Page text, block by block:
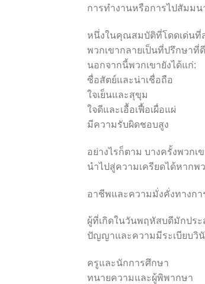
การทำงานหรือการไปสัมม
หนึ่งในคุณสมบัติที่โดดเด่นที่
พวกเขากลายเป็นที่ปรึกษา
นอกจากนี้พวกเขายังได้แก่:
ซื่อสัตย์และน่าเชื่อถือ
ใจเย็นและสุขุม
ใจดีและเอื้อเฟื้อเผื่อแผ่
มีความรับผิดชอบสูง
อย่างไรก็ตาม บางครั้งพวกเ
นำไปสู่ความเครียดได้หากพ
อาชีพและความมั่งคั่งทางกา
ผู้ที่เกิดในวันพฤหัสบดีมักปร
ปัญญาและความมีระเบียบวิ
ครูและนักการศึกษา
ทนายความและผู้พิพากษา